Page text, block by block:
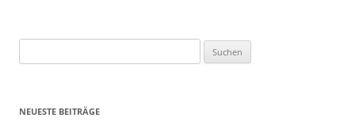
nach:
NEUESTE BEITRÄGE